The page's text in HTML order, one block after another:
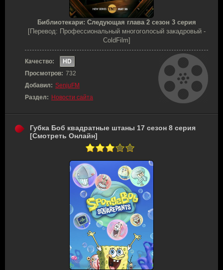
Библиотекари: Следующая глава 2 сезон 3 серия
[Перевод: Профессиональный многоголосый закадровый -
ColdFilm]
Качество:
HD
Просмотров: 732
Добавил: SenjuFM
Раздел: Новости сайта
Губка Боб квадратные штаны 17 сезон 8 серия
[Смотреть Онлайн]